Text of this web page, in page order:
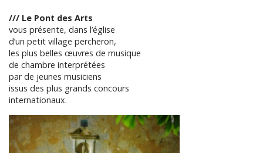
i
o
n
/// Le Pont des Arts
vous présente, dans l’église
d’un petit village percheron,
les plus belles œuvres de musique
de chambre interprétées
par de jeunes musiciens
issus des plus grands concours
internationaux.